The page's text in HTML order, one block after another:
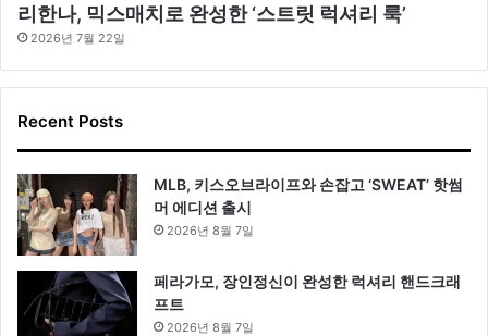
리한나, 믹스매치로 완성한 ‘스트릿 럭셔리 룩’
2026년 7월 22일
Recent Posts
MLB, 키스오브라이프와 손잡고 ‘SWEAT’ 핫썸
머 에디션 출시
2026년 8월 7일
페라가모, 장인정신이 완성한 럭셔리 핸드크래
프트
2026년 8월 7일